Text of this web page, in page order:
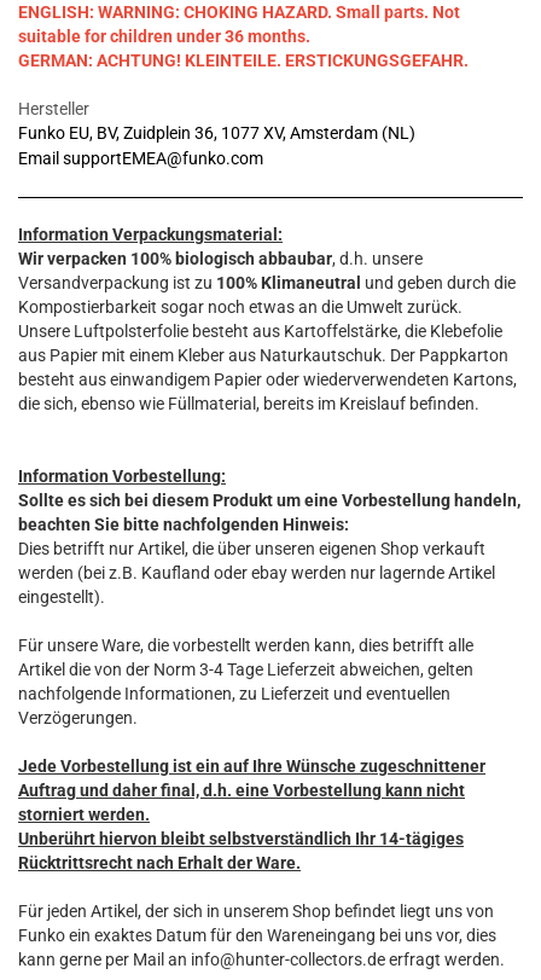
ENGLISH: WARNING: CHOKING HAZARD. Small parts. Not
suitable for children under 36 months.
GERMAN: ACHTUNG! KLEINTEILE. ERSTICKUNGSGEFAHR.
Hersteller
Funko EU, BV, Zuidplein 36, 1077 XV, Amsterdam (NL)
Email supportEMEA@funko.com
Information Verpackungsmaterial:
Wir verpacken 100% biologisch abbaubar, d.h. unsere
Versandverpackung ist zu 100% Klimaneutral und geben durch die
Kompostierbarkeit sogar noch etwas an die Umwelt zurück.
Unsere Luftpolsterfolie besteht aus Kartoffelstärke, die Klebefolie
aus Papier mit einem Kleber aus Naturkautschuk. Der Pappkarton
besteht aus einwandigem Papier oder wiederverwendeten Kartons,
die sich, ebenso wie Füllmaterial, bereits im Kreislauf befinden.
Information Vorbestellung:
Sollte es sich bei diesem Produkt um eine Vorbestellung handeln,
beachten Sie bitte nachfolgenden Hinweis:
Dies betrifft nur Artikel, die über unseren eigenen Shop verkauft
werden (bei z.B. Kaufland oder ebay werden nur lagernde Artikel
eingestellt).
Für unsere Ware, die vorbestellt werden kann, dies betrifft alle
Artikel die von der Norm 3-4 Tage Lieferzeit abweichen, gelten
nachfolgende Informationen, zu Lieferzeit und eventuellen
Verzögerungen.
Jede Vorbestellung ist ein auf Ihre Wünsche zugeschnittener
Auftrag und daher final, d.h. eine Vorbestellung kann nicht
storniert werden.
Unberührt hiervon bleibt selbstverständlich Ihr 14-tägiges
Rücktrittsrecht nach Erhalt der Ware.
Für jeden Artikel, der sich in unserem Shop befindet liegt uns von
Funko ein exaktes Datum für den Wareneingang bei uns vor, dies
kann gerne per Mail an info@hunter-collectors.de erfragt werden.